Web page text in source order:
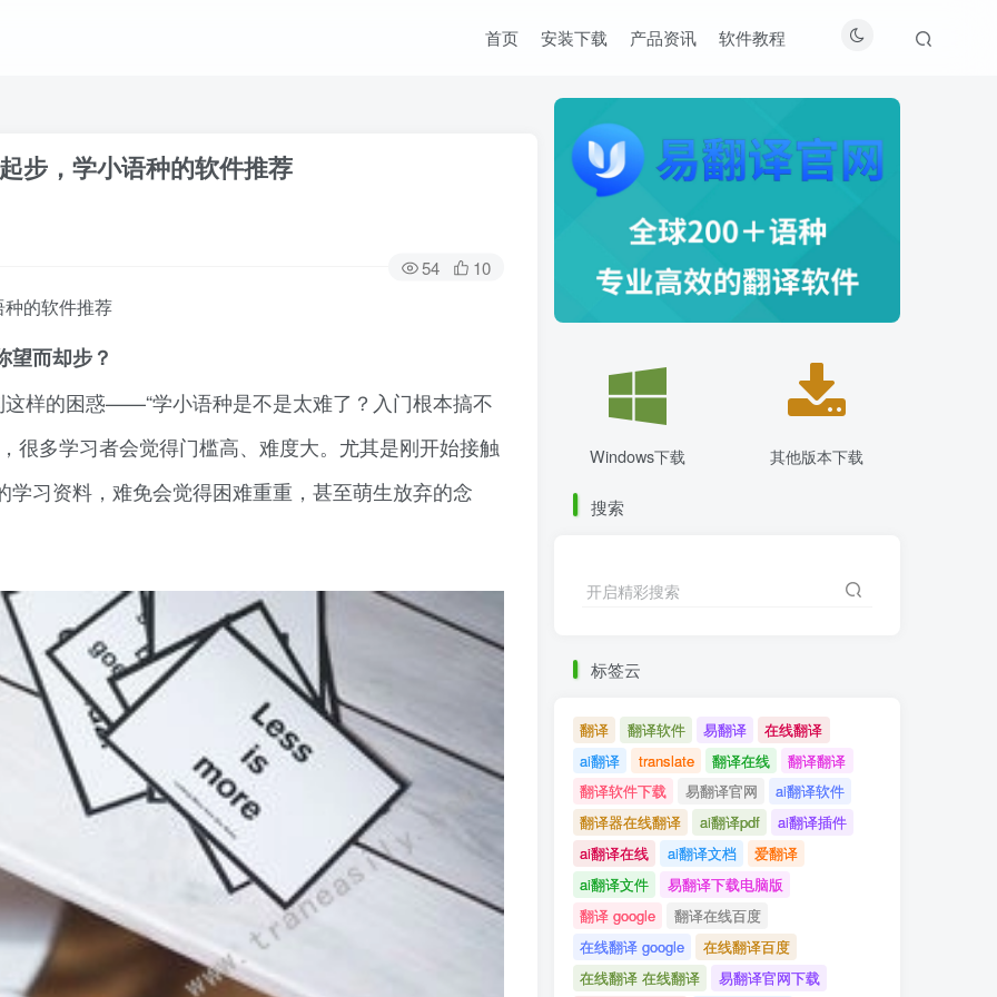
首页 安装下载 产品资讯 软件教程
步，学小语种的软件推荐
54 10
的软件推荐
望而却步？
样的困惑——“学小语种是不是太难了？入门根本搞不
很多学习者会觉得门槛高、难度大。尤其是刚开始接触
习资料，难免会觉得困难重重，甚至萌生放弃的念
Windows下载 其他版本下载
搜索
开启精彩搜索
标签云
翻译 翻译软件 易翻译
在线翻译
ai翻译
translate 翻译在线
翻译翻译
翻译软件下载
易翻译官网
ai翻译软件
翻译器在线翻译
ai翻译pdf
ai翻译插件
ai翻译在线
ai翻译文档
爱翻译
ai翻译文件
易翻译下载电脑版
翻译 google
翻译在线百度
在线翻译 google
在线翻译百度
在线翻译 在线翻译
易翻译官网下载